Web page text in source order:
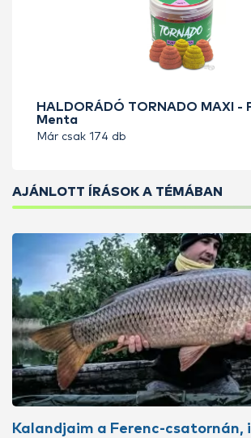
HALDORÁDÓ TORNADO MAXI -
Menta
Már csak 174 db
AJÁNLOTT ÍRÁSOK A TÉMÁBAN
Kalandjaim a Ferenc-csatornán,